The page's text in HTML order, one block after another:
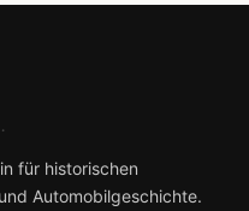
für historischen
Automobilgeschichte.